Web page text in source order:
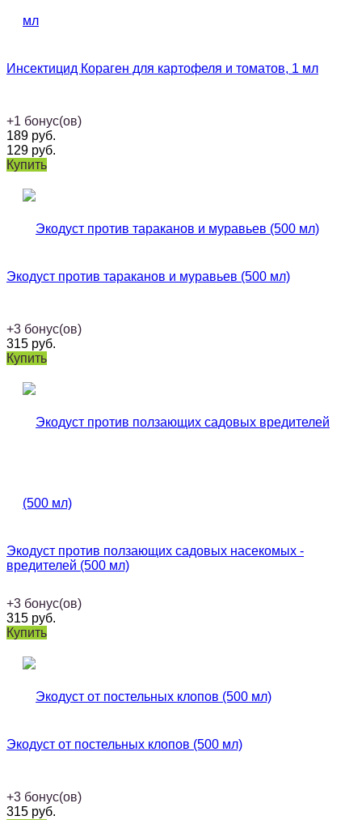
Инсектицид Кораген для картофеля и томатов, 1 мл
+1 бонус(ов)
189 руб.
129 руб.
Купить
Экодуст против тараканов и муравьев (500 мл)
+3 бонус(ов)
315 руб.
Купить
Экодуст против ползающих садовых насекомых -
вредителей (500 мл)
+3 бонус(ов)
315 руб.
Купить
Экодуст от постельных клопов (500 мл)
+3 бонус(ов)
315 руб.